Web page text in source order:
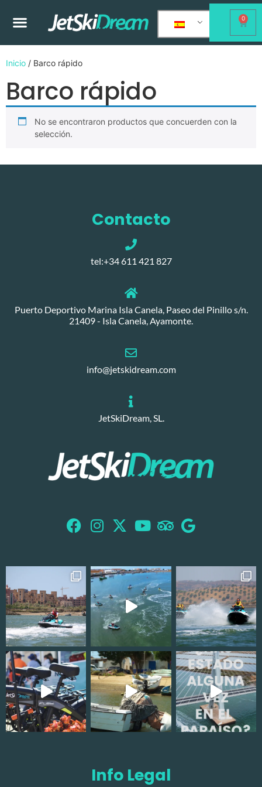
0
Inicio / Barco rápido
Barco rápido
No se encontraron productos que concuerden con la
selección.
Contacto
tel:+34 611 421 827
Puerto Deportivo Marina Isla Canela, Paseo del Pinillo s/n.
21409 - Isla Canela, Ayamonte.
info@jetskidream.com
JetSkiDream, SL.
Info Legal